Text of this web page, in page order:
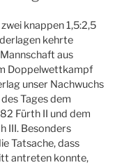
knappen 1,5:2,5
kehrte
aus
Doppelwettkampf
unser Nachwuchs
Tages dem
Fürth II und dem
III. Besonders
Tatsache, dass
antreten konnte,